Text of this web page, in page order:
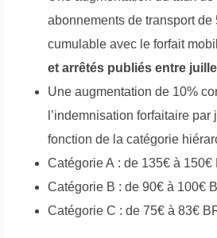
abonnements de transport de
cumulable avec le forfait
et arrêtés publiés entre
Une augmentation de 10%
l’indemnisation forfaitaire par
fonction de la catégorie
Catégorie A : de 135€ à 150€
Catégorie B : de 90€ à 100€
Catégorie C : de 75€ à 83€